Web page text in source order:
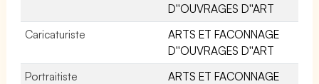
D''OUVRAGES D''ART
Caricaturiste
ARTS ET FACONNAGE
D''OUVRAGES D''ART
Portraitiste
ARTS ET FACONNAGE